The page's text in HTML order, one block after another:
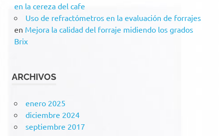
en la cereza del cafe
Uso de refractómetros en la evaluación de forrajes
en Mejora la calidad del forraje midiendo los grados
Brix
ARCHIVOS
enero 2025
diciembre 2024
septiembre 2017